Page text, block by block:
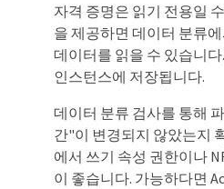
자격 증명은 읽기 전용일
을 제공하면 데이터 분류
데이터를 읽을 수 있습니
인스턴스에 저장됩니다.
데이터 분류 검사를 통해
간"이 변경되지 않았는지
에서 쓰기 속성 권한이나
이 좋습니다. 가능하다면